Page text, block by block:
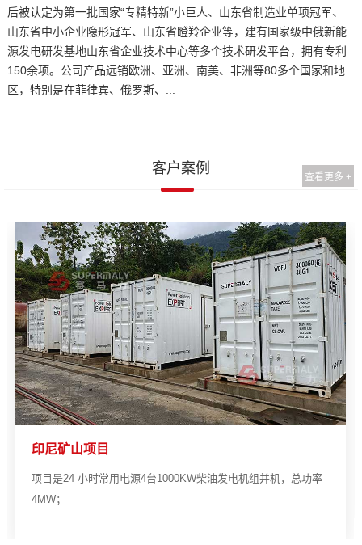
后被认定为第一批国家“专精特新”小巨人、山东省制造业单项冠军、
山东省中小企业隐形冠军、山东省瞪羚企业等，建有国家级中俄新能
源发电研发基地山东省企业技术中心等多个技术研发平台，拥有专利
150余项。公司产品远销欧洲、亚洲、南美、非洲等80多个国家和地
区，特别是在菲律宾、俄罗斯、...
客户案例
查看更多 +
印尼矿山项目
项目是24 小时常用电源4台1000KW柴油发电机组并机，总功率
4MW；